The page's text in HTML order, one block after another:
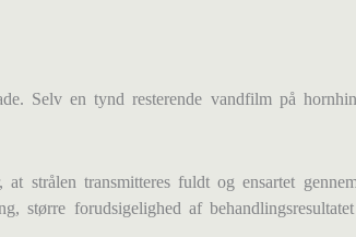
Selv en tynd resterende vandfilm på
strålen transmitteres fuldt og ensartet
større forudsigelighed af